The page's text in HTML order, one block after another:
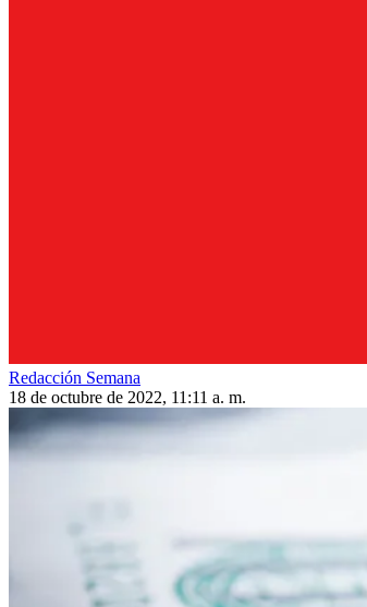
Redacción Semana
18 de octubre de 2022, 11:11 a. m.